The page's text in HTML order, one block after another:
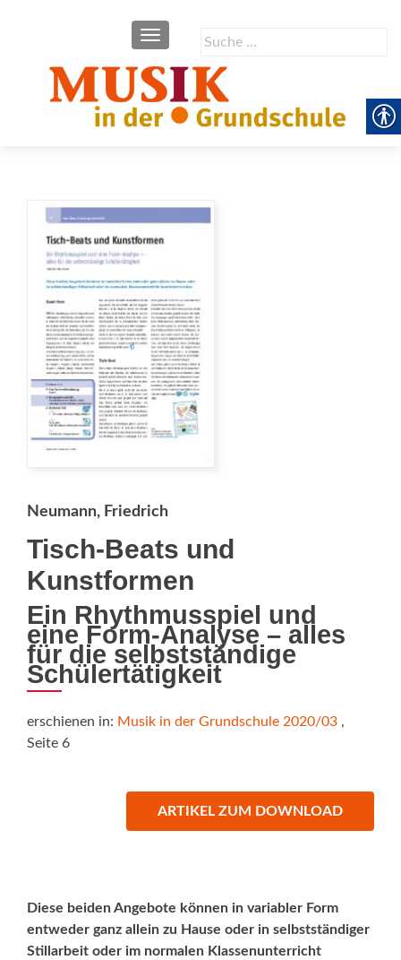
Suche
SCHALTE NAVIGATION
Neumann, Friedrich
Tisch-Beats und
Kunstformen
Ein Rhythmusspiel und
eine Form-Analyse – alles
für die selbstständige
Schülertätigkeit
erschienen in: Musik in der Grundschule 2020/03 ,
Seite 6
ARTIKEL ZUM DOWNLOAD
Diese beiden Angebote können in variabler Form
entweder ganz allein zu Hause oder in selbstständiger
Stillarbeit oder im normalen Klassenunterricht